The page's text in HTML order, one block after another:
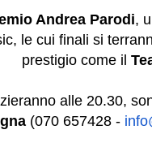
Andrea Parodi,
le cui finali si
prestigio come il
alle 20.30,
(070 657428 -